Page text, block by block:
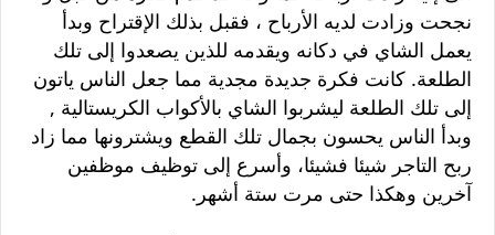
نجحت وزادت لديه الأرباح ، فقبل بذلك الإقتراح وبدأ
يعمل الشاي في دكانه ويقدمه للذين يصعدوا إلى تلك
الطلعة. كانت فكرة جديدة مجدية مما جعل الناس ياتون
إلى تلك الطلعة ليشربوا الشاي بالأكواب الكريستالية ,
وبدأ الناس يحسون بجمال تلك القطع ويشترونها مما زاد
ربح التاجر شيئا فشيئا، وأسرع إلى توظيف موظفين
آخرين وهكذا حتى مرت ستة أشهر.